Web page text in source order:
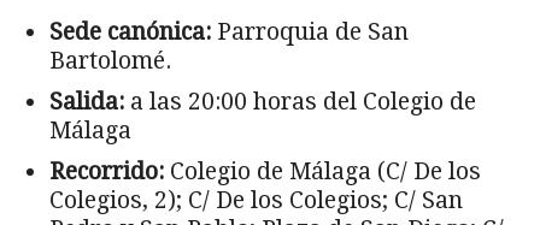
Sede canónica: Parroquia de San
Bartolomé.
Salida: a las 20:00 horas del Colegio de
Málaga
Recorrido: Colegio de Málaga (C/ De los
Colegios, 2); C/ De los Colegios; C/ San